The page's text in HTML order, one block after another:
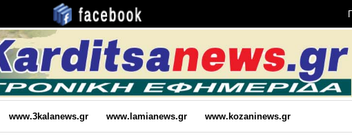
www.3kalanews.gr www.lamianews.gr www.kozaninews.gr